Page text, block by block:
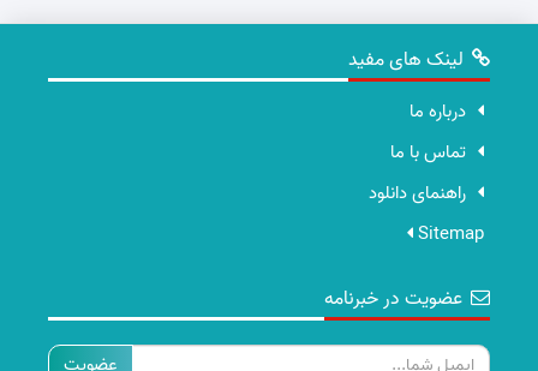
لینک های مفید
درباره ما
تماس با ما
راهنمای دانلود
Sitemap
عضویت در خبرنامه
ایمیل